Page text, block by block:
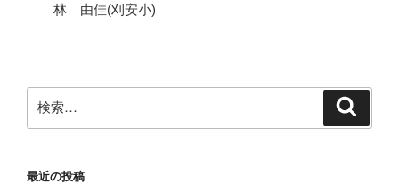
林 由佳(刈安小)
索:
最近の投稿